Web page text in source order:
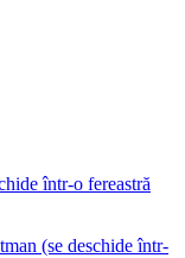
într-o fereastră
(se deschide într-